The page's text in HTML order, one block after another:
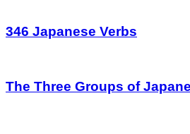
346 Japanese Verbs
The Three Groups of